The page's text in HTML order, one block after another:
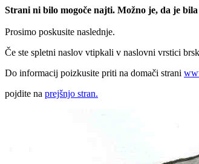
Strani ni bilo mogoče najti. Možno je, da je
Prosimo poskusite naslednje.
Če ste spletni naslov vtipkali v naslovni vrstici
Do informacij poizkusite priti na domači strani
pojdite na prejšnjo stran.